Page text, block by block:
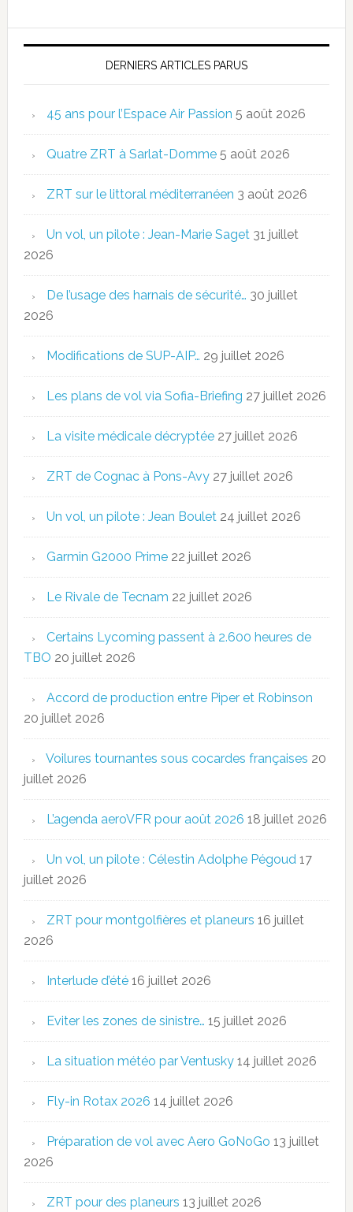
DERNIERS ARTICLES PARUS
45 ans pour l’Espace Air Passion 5 août 2026
Quatre ZRT à Sarlat-Domme 5 août 2026
ZRT sur le littoral méditerranéen 3 août 2026
Un vol, un pilote : Jean-Marie Saget 31 juillet
2026
De l’usage des harnais de sécurité… 30 juillet
2026
Modifications de SUP-AIP… 29 juillet 2026
Les plans de vol via Sofia-Briefing 27 juillet 2026
La visite médicale décryptée 27 juillet 2026
ZRT de Cognac à Pons-Avy 27 juillet 2026
Un vol, un pilote : Jean Boulet 24 juillet 2026
Garmin G2000 Prime 22 juillet 2026
Le Rivale de Tecnam 22 juillet 2026
Certains Lycoming passent à 2.600 heures de
TBO 20 juillet 2026
Accord de production entre Piper et Robinson
20 juillet 2026
Voilures tournantes sous cocardes françaises 20
juillet 2026
L’agenda aeroVFR pour août 2026 18 juillet 2026
Un vol, un pilote : Célestin Adolphe Pégoud 17
juillet 2026
ZRT pour montgolfières et planeurs 16 juillet
2026
Interlude d’été 16 juillet 2026
Eviter les zones de sinistre… 15 juillet 2026
La situation météo par Ventusky 14 juillet 2026
Fly-in Rotax 2026 14 juillet 2026
Préparation de vol avec Aero GoNoGo 13 juillet
2026
ZRT pour des planeurs 13 juillet 2026